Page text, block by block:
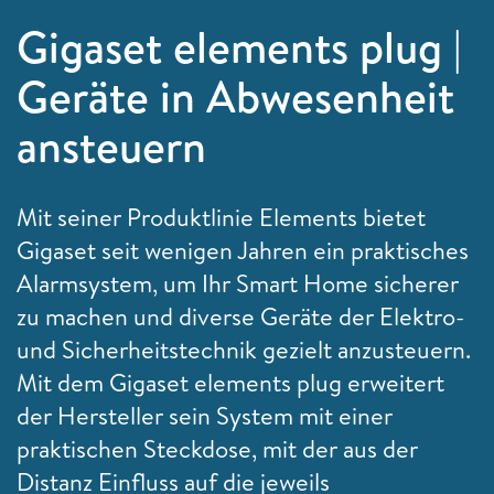
Gigaset elements plug |
Geräte in Abwesenheit
ansteuern
Mit seiner Produktlinie Elements bietet
Gigaset seit wenigen Jahren ein praktisches
Alarmsystem, um Ihr Smart Home sicherer
zu machen und diverse Geräte der Elektro-
und Sicherheitstechnik gezielt anzusteuern.
Mit dem Gigaset elements plug erweitert
der Hersteller sein System mit einer
praktischen Steckdose, mit der aus der
Distanz Einfluss auf die jeweils